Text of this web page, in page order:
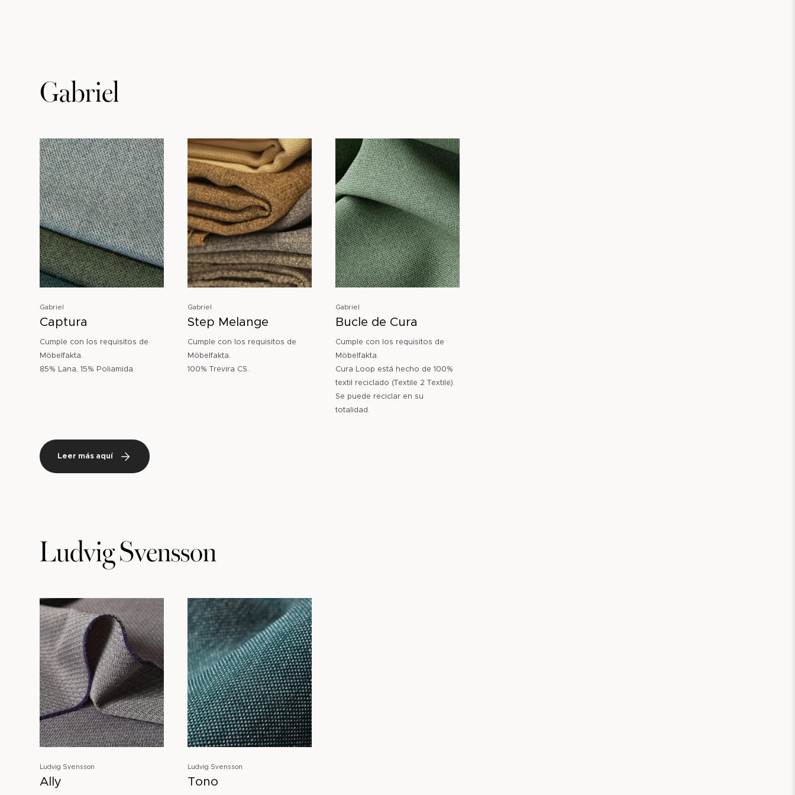
Gabriel
Gabriel
Captura
Cumple con los requisitos de
Möbelfakta.
85% Lana, 15% Poliamida
Gabriel
Step Melange
Cumple con los requisitos de
Möbelfakta.
100% Trevira CS.
Gabriel
Bucle de Cura
Cumple con los requisitos de
Möbelfakta.
Cura Loop está hecho de 100%
textil reciclado (Textile 2 Textile).
Se puede reciclar en su
totalidad.
Leer más aquí
Ludvig Svensson
Ludvig Svensson
Ally
Ludvig Svensson
Tono